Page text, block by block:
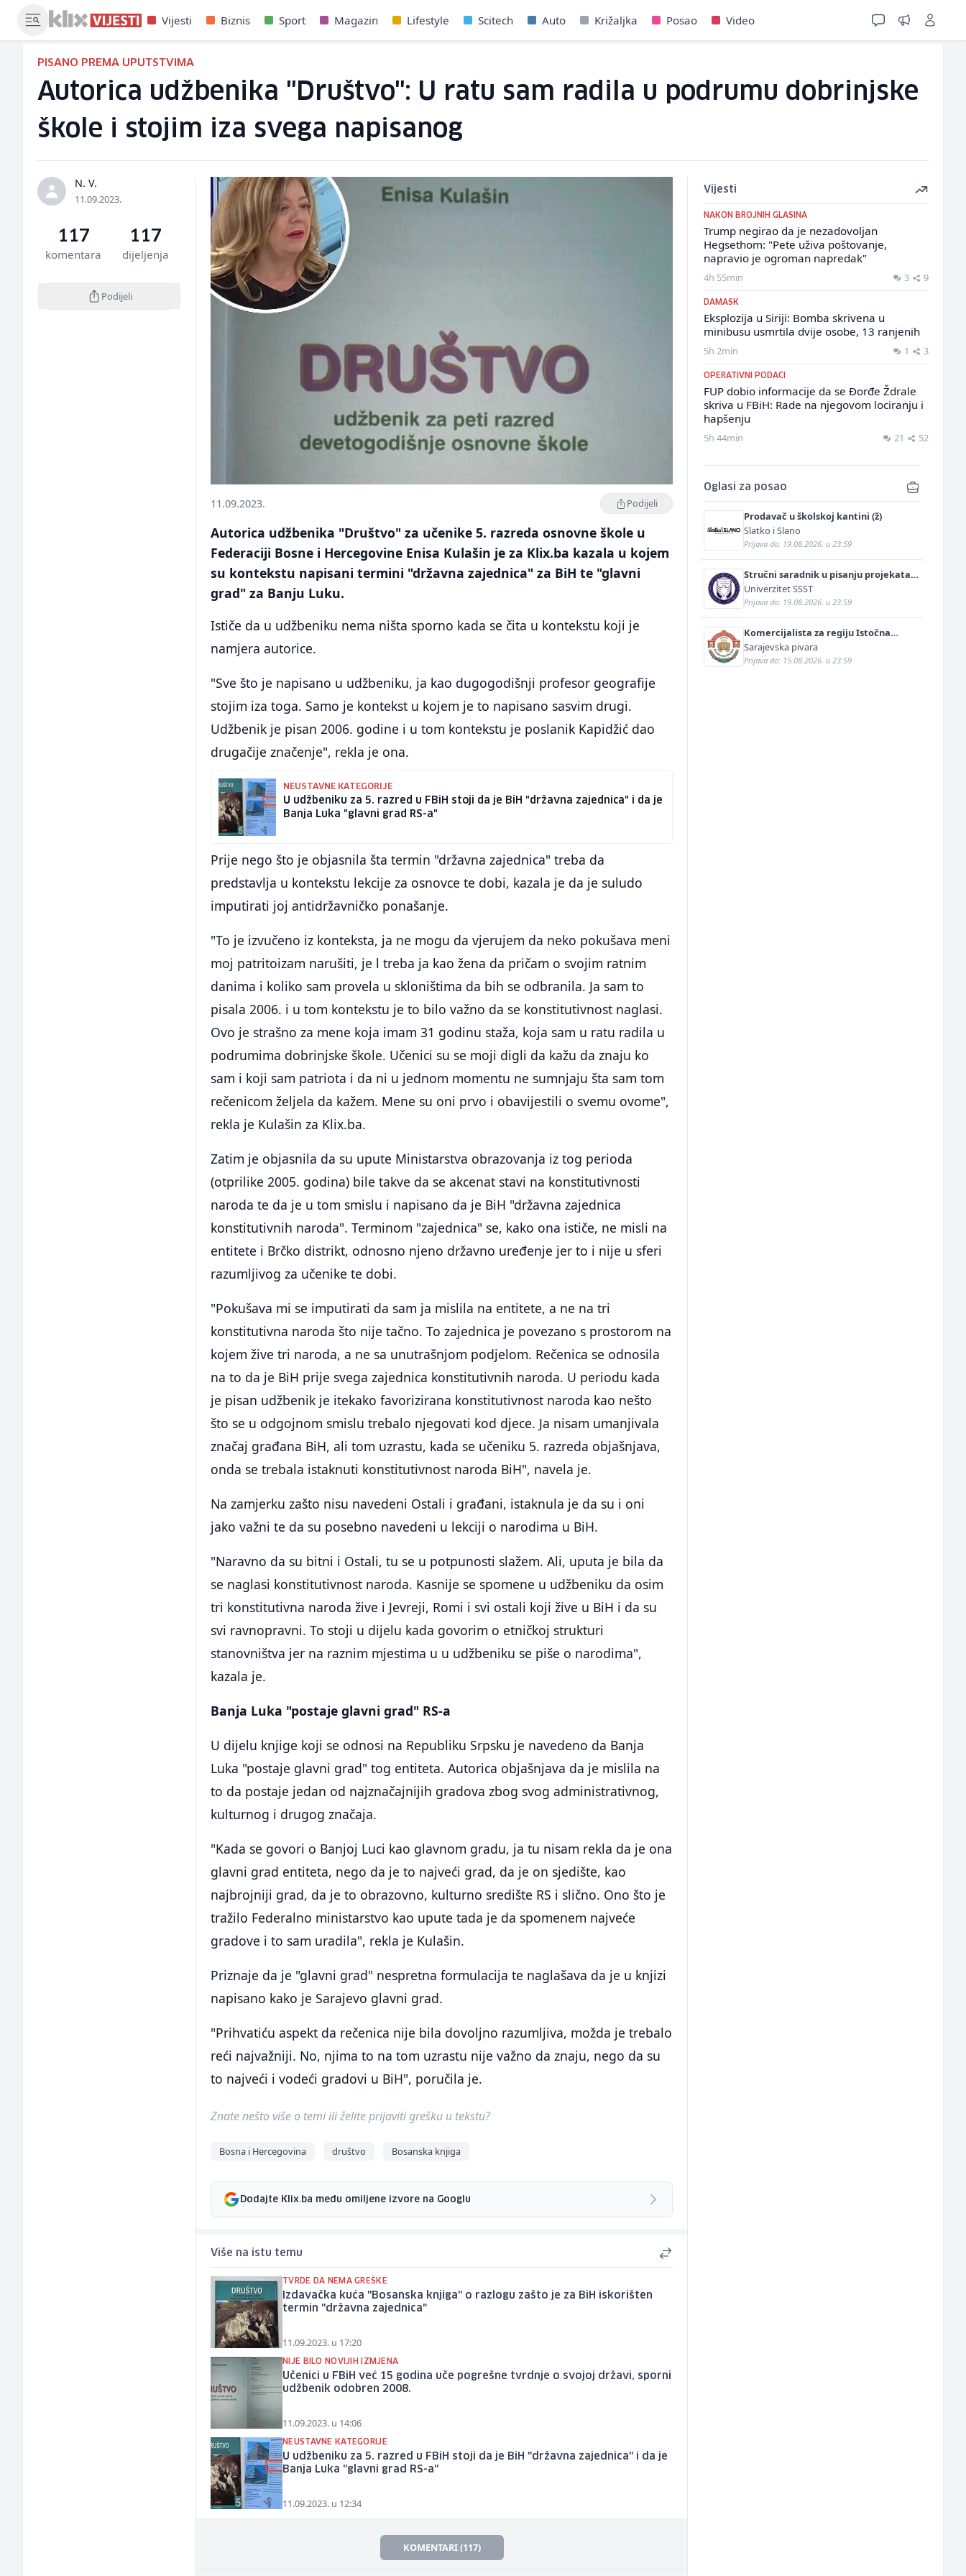
Vijesti Biznis Sport Magazin Lifestyle Scitech Auto Križaljka Posao Video
PISANO PREMA UPUTSTVIMA
Autorica udžbenika "Društvo": U ratu sam radila u podrumu dobrinjske
škole i stojim iza svega napisanog
N. V.
11.09.2023.
117
komentara
117
dijeljenja
Podijeli
11.09.2023. Podijeli
Autorica udžbenika "Društvo" za učenike 5. razreda osnovne škole u
Federaciji Bosne i Hercegovine Enisa Kulašin je za Klix.ba kazala u kojem
su kontekstu napisani termini "državna zajednica" za BiH te "glavni
grad" za Banju Luku.
Ističe da u udžbeniku nema ništa sporno kada se čita u kontekstu koji je
namjera autorice.
"Sve što je napisano u udžbeniku, ja kao dugogodišnji profesor geografije
stojim iza toga. Samo je kontekst u kojem je to napisano sasvim drugi.
Udžbenik je pisan 2006. godine i u tom kontekstu je poslanik Kapidžić dao
drugačije značenje", rekla je ona.
NEUSTAVNE KATEGORIJE
U udžbeniku za 5. razred u FBiH stoji da je BiH "državna zajednica" i da je
Banja Luka "glavni grad RS-a"
Prije nego što je objasnila šta termin "državna zajednica" treba da
predstavlja u kontekstu lekcije za osnovce te dobi, kazala je da je suludo
imputirati joj antidržavničko ponašanje.
"To je izvučeno iz konteksta, ja ne mogu da vjerujem da neko pokušava meni
moj patritoizam narušiti, je l treba ja kao žena da pričam o svojim ratnim
danima i koliko sam provela u skloništima da bih se odbranila. Ja sam to
pisala 2006. i u tom kontekstu je to bilo važno da se konstitutivnost naglasi.
Ovo je strašno za mene koja imam 31 godinu staža, koja sam u ratu radila u
podrumima dobrinjske škole. Učenici su se moji digli da kažu da znaju ko
sam i koji sam patriota i da ni u jednom momentu ne sumnjaju šta sam tom
rečenicom željela da kažem. Mene su oni prvo i obavijestili o svemu ovome",
rekla je Kulašin za Klix.ba.
Zatim je objasnila da su upute Ministarstva obrazovanja iz tog perioda
(otprilike 2005. godina) bile takve da se akcenat stavi na konstitutivnosti
naroda te da je u tom smislu i napisano da je BiH "državna zajednica
konstitutivnih naroda". Terminom "zajednica" se, kako ona ističe, ne misli na
entitete i Brčko distrikt, odnosno njeno državno uređenje jer to i nije u sferi
razumljivog za učenike te dobi.
"Pokušava mi se imputirati da sam ja mislila na entitete, a ne na tri
konstitutivna naroda što nije tačno. To zajednica je povezano s prostorom na
kojem žive tri naroda, a ne sa unutrašnjom podjelom. Rečenica se odnosila
na to da je BiH prije svega zajednica konstitutivnih naroda. U periodu kada
je pisan udžbenik je itekako favorizirana konstitutivnost naroda kao nešto
što se u odgojnom smislu trebalo njegovati kod djece. Ja nisam umanjivala
značaj građana BiH, ali tom uzrastu, kada se učeniku 5. razreda objašnjava,
onda se trebala istaknuti konstitutivnost naroda BiH", navela je.
Na zamjerku zašto nisu navedeni Ostali i građani, istaknula je da su i oni
jako važni te da su posebno navedeni u lekciji o narodima u BiH.
"Naravno da su bitni i Ostali, tu se u potpunosti slažem. Ali, uputa je bila da
se naglasi konstitutivnost naroda. Kasnije se spomene u udžbeniku da osim
tri konstitutivna naroda žive i Jevreji, Romi i svi ostali koji žive u BiH i da su
svi ravnopravni. To stoji u dijelu kada govorim o etničkoj strukturi
stanovništva jer na raznim mjestima u u udžbeniku se piše o narodima",
kazala je.
Banja Luka "postaje glavni grad" RS-a
U dijelu knjige koji se odnosi na Republiku Srpsku je navedeno da Banja
Luka "postaje glavni grad" tog entiteta. Autorica objašnjava da je mislila na
to da postaje jedan od najznačajnijih gradova zbog svog administrativnog,
kulturnog i drugog značaja.
"Kada se govori o Banjoj Luci kao glavnom gradu, ja tu nisam rekla da je ona
glavni grad entiteta, nego da je to najveći grad, da je on sjedište, kao
najbrojniji grad, da je to obrazovno, kulturno središte RS i slično. Ono što je
tražilo Federalno ministarstvo kao upute tada je da spomenem najveće
gradove i to sam uradila", rekla je Kulašin.
Priznaje da je "glavni grad" nespretna formulacija te naglašava da je u knjizi
napisano kako je Sarajevo glavni grad.
"Prihvatiću aspekt da rečenica nije bila dovoljno razumljiva, možda je trebalo
reći najvažniji. No, njima to na tom uzrastu nije važno da znaju, nego da su
to najveći i vodeći gradovi u BiH", poručila je.
Znate nešto više o temi ili želite prijaviti grešku u tekstu?
Bosna i Hercegovina društvo Bosanska knjiga
Dodajte Klix.ba među omiljene izvore na Googlu
Više na istu temu
TVRDE DA NEMA GREŠKE
Izdavačka kuća "Bosanska knjiga" o razlogu zašto je za BiH iskorišten
termin "državna zajednica"
11.09.2023. u 17:20
NIJE BILO NOVIJIH IZMJENA
Učenici u FBiH već 15 godina uče pogrešne tvrdnje o svojoj državi, sporni
udžbenik odobren 2008.
11.09.2023. u 14:06
NEUSTAVNE KATEGORIJE
U udžbeniku za 5. razred u FBiH stoji da je BiH "državna zajednica" i da je
Banja Luka "glavni grad RS-a"
11.09.2023. u 12:34
KOMENTARI (117)
Vijesti
NAKON BROJNIH GLASINA
Trump negirao da je nezadovoljan
Hegsethom: "Pete uživa poštovanje,
napravio je ogroman napredak"
4h 55min 3 9
DAMASK
Eksplozija u Siriji: Bomba skrivena u
minibusu usmrtila dvije osobe, 13 ranjenih
5h 2min 1 3
OPERATIVNI PODACI
FUP dobio informacije da se Đorđe Ždrale
skriva u FBiH: Rade na njegovom lociranju i
hapšenju
5h 44min 21 52
Oglasi za posao
Prodavač u školskoj kantini (ž)
Slatko i Slano
Prijava do: 19.08.2026. u 23:59
Stručni saradnik u pisanju projekata
(m/ž)
Univerzitet SSST
Prijava do: 19.08.2026. u 23:59
Komercijalista za regiju Istočna
Bosna (m/ž)
Sarajevska pivara
Prijava do: 15.08.2026. u 23:59